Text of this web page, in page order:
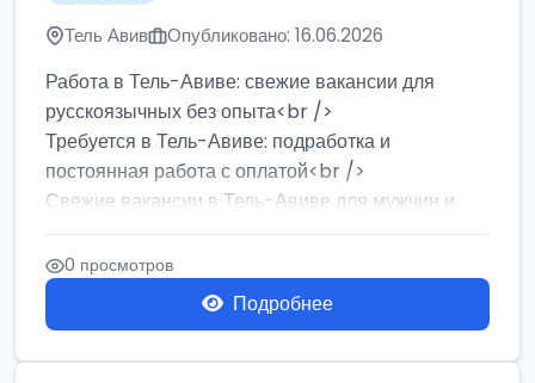
Тель Авив Опубликовано: 16.06.2026
Работа в Тель-Авиве: свежие вакансии для
русскоязычных без опыта<br />
Требуется в Тель-Авиве: подработка и
постоянная работа с оплатой<br />
Свежие вакансии в Тель-Авиве для мужчин и
женщин от хозя...
0 просмотров
Подробнее